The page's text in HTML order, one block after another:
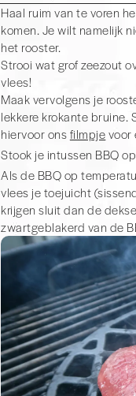
Haal ruim van te voren
komen. Je wilt namelijk
het rooster.
Strooi wat grof zeezout
vlees!
Maak vervolgens je
lekkere krokante bruine.
hiervoor onsfilmpjevoor
Stook je intussen BBQ
Als de BBQ op
vlees je toejuicht
krijgen sluit dan de
zwartgeblakerd van de